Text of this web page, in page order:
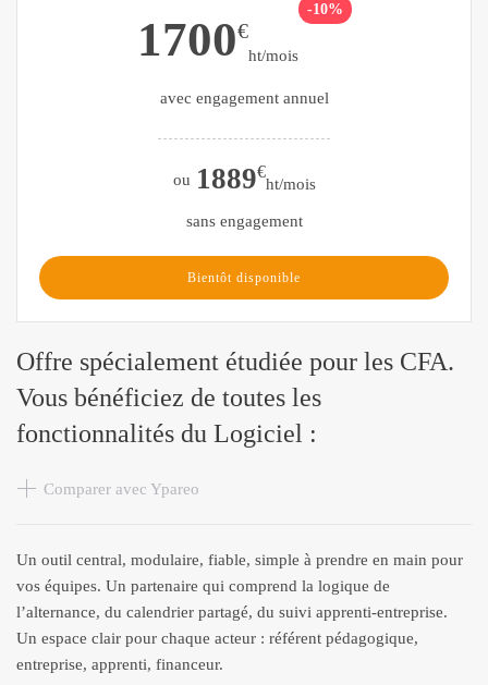
1700€
ht/mois
-10%
avec engagement annuel
ou 1889€
ht/mois
sans engagement
Bientôt disponible
Offre spécialement étudiée pour les CFA.
Vous bénéficiez de toutes les
fonctionnalités du Logiciel :
Comparer avec Ypareo
Un outil central, modulaire, fiable, simple à prendre en main pour
vos équipes. Un partenaire qui comprend la logique de
l’alternance, du calendrier partagé, du suivi apprenti‑entreprise.
Un espace clair pour chaque acteur : référent pédagogique,
entreprise, apprenti, financeur.